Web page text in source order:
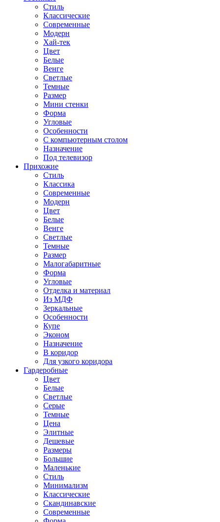
Стиль
Классические
Современные
Модерн
Хай-тек
Цвет
Белые
Венге
Светлые
Темные
Размер
Мини стенки
Форма
Угловые
Особенности
С компьютерным столом
Назначение
Под телевизор
Прихожие
Стиль
Классика
Современные
Модерн
Цвет
Белые
Венге
Светлые
Темные
Размер
Малогабаритные
Форма
Угловые
Отделка и материал
Из МДФ
Зеркальные
Особенности
Купе
Эконом
Назначение
В коридор
Для узкого коридора
Гардеробные
Цвет
Белые
Светлые
Серые
Темные
Цена
Элитные
Дешевые
Размеры
Большие
Маленькие
Стиль
Минимализм
Классические
Скандинавские
Современные